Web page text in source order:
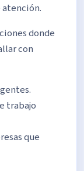
atención.
donde
con
trabajo
que